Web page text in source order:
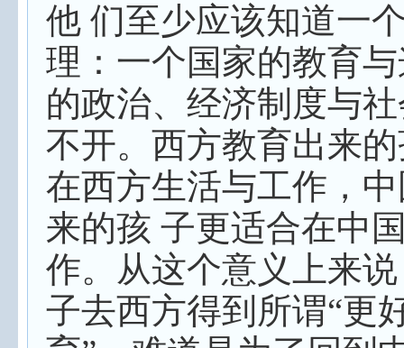
他 们至少应该知道一
理：一个国家的教育
的政治、经济制度与
不开。西方教育出来
在西方生活与工作，
来的孩 子更适合在中
作。从这个意义上来
子去西方得到所谓“更